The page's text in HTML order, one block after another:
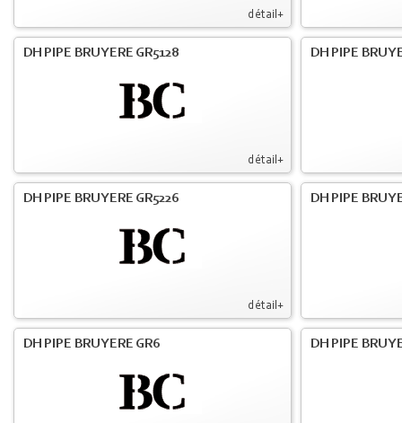
détail+
détail+
DH PIPE BRUYERE GR5128 DH PIPE
détail+
DH PIPE BRUYERE GR5226 DH PIPE
DH PIPE BRUYERE GR6 DH PIPE